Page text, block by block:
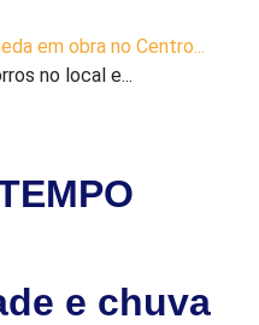
em obra no Centro...
no local e...
e chuva